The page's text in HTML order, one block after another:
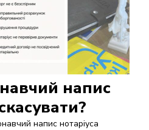
напис
напис нотаріуса